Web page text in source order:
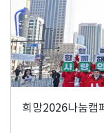
희망2026나눔캠